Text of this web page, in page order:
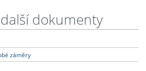
dokumenty
záměry